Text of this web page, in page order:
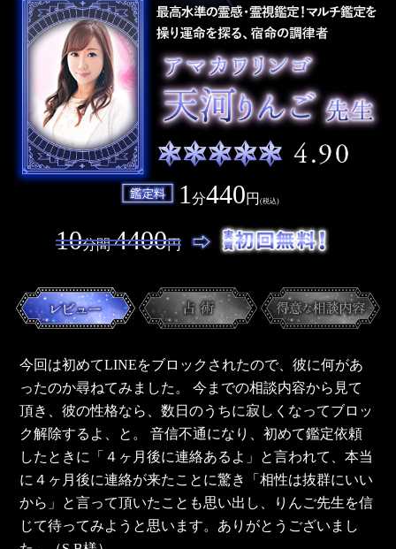
1 分440円 (税込)
10分間4400円
今回は初めてLINEをブロックされたので、彼に何があ
ったのか尋ねてみました。 今までの相談内容から見て
頂き、彼の性格なら、数日のうちに寂しくなってブロッ
ク解除するよ、と。 音信不通になり、初めて鑑定依頼
したときに「４ヶ月後に連絡あるよ」と言われて、本当
に４ヶ月後に連絡が来たことに驚き「相性は抜群にいい
から」と言って頂いたことも思い出し、りんご先生を信
じて待ってみようと思います。ありがとうございまし